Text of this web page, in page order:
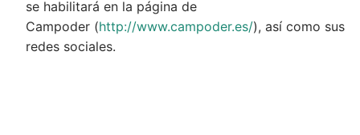
se habilitará en la página de
Campoder (http://www.campoder.es/), así como sus
redes sociales.